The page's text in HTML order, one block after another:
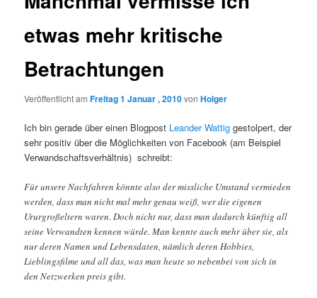
etwas mehr kritische
Betrachtungen
Veröffentlicht amFreitag 1 Januar , 2010vonHolger
Ich bin gerade über einen Blogpost Leander Wattig gestolpert, der
sehr positiv über die Möglichkeiten von Facebook (am Beispiel
Verwandschaftsverhältnis) schreibt:
Für unsere Nachfahren könnte also der missliche Umstand vermieden
werden, dass man nicht mal mehr genau weiß, wer die eigenen
Ururgroßeltern waren. Doch nicht nur, dass man dadurch künftig all
seine Verwandten kennen würde. Man kennte auch mehr über sie, als
nur deren Namen und Lebensdaten, nämlich deren Hobbies,
Lieblingsfilme und all das, was man heute so nebenbei von sich in
den Netzwerken preis gibt.